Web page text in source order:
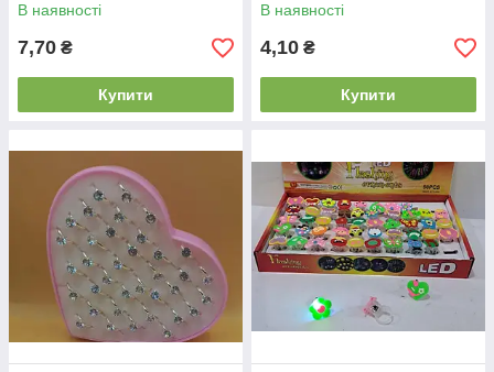
В наявності
7,70 ₴
Купити
В наявності
4,10 ₴
Купити